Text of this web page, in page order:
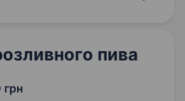
пива
грн